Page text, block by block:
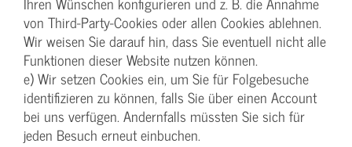
von Third-Party-Cookies oder allen Cookies ablehnen.
Wir weisen Sie darauf hin, dass Sie eventuell nicht alle
Funktionen dieser Website nutzen können.
e) Wir setzen Cookies ein, um Sie für Folgebesuche
identifizieren zu können, falls Sie über einen Account
bei uns verfügen. Andernfalls müssten Sie sich für
jeden Besuch erneut einbuchen.